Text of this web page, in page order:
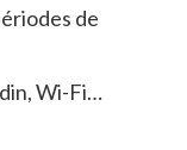
de
Wi-Fi…